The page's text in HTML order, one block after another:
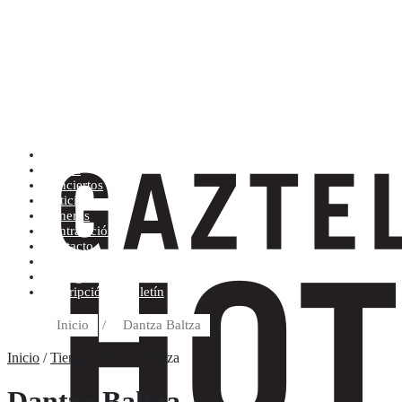
Tienda
Conciertos
Noticias
Géneros
Contratación
Contacto
Suscripción al boletín
Inicio / Dantza Baltza
Inicio /Tienda / Dantza Baltza